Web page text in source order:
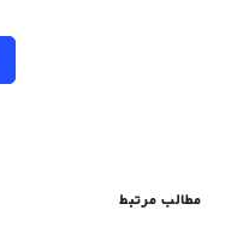
مطالب مرتبط